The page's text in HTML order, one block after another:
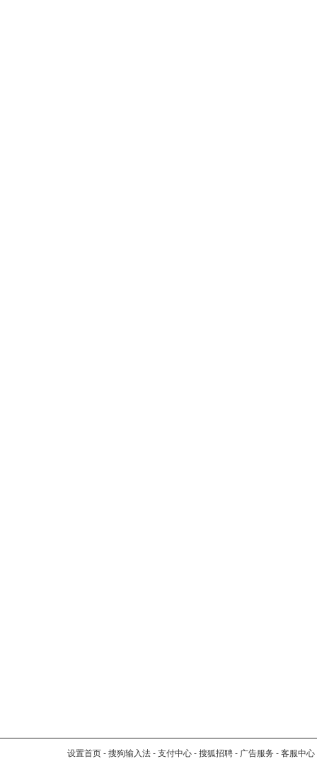
设置首页 - 搜狗输入法 - 支付中心 - 搜狐招聘 - 广告服务 - 客服中心